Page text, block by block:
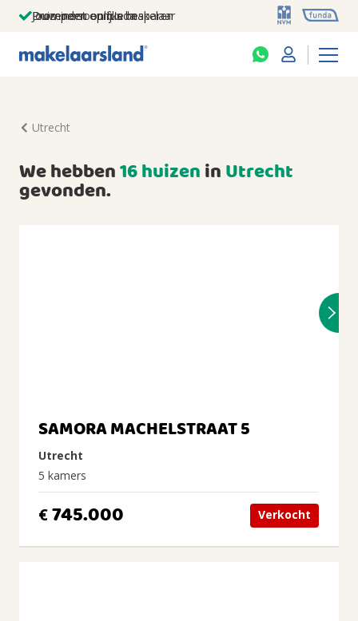
Jouw persoonlijke makelaar
Duizenden euro's besparen
Prominent op funda
Utrecht
We hebben16 huizeninUtrecht
gevonden.
SAMORA MACHELSTRAAT 5
Utrecht
5 kamers
€745.000 Verkocht